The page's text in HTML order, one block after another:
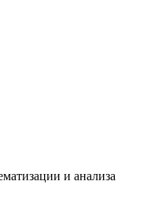
и анализа